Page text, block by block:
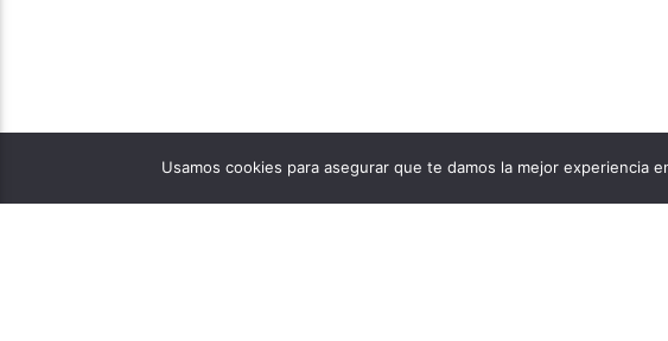
Usamos cookies para asegurar que te damos la mejor